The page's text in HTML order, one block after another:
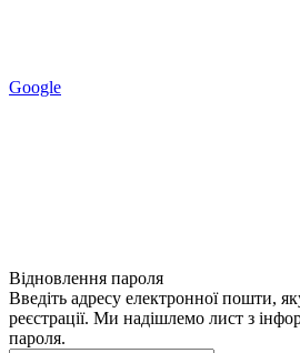
Google
Відновлення пароля
Введіть адресу електронної пошти,
реєстрації. Ми надішлемо лист з
пароля.